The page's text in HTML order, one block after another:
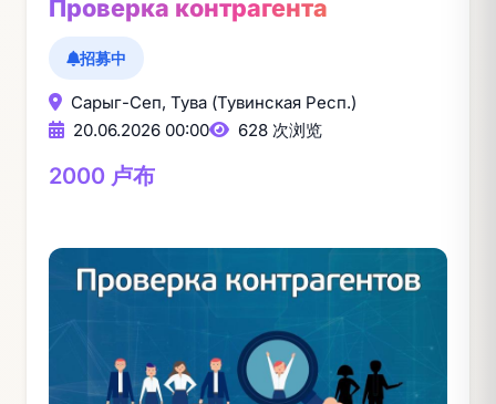
Проверка контрагента
招募中
Сарыг-Сеп, Тува (Тувинская Респ.)
20.06.2026 00:00
628 次浏览
2000 卢布